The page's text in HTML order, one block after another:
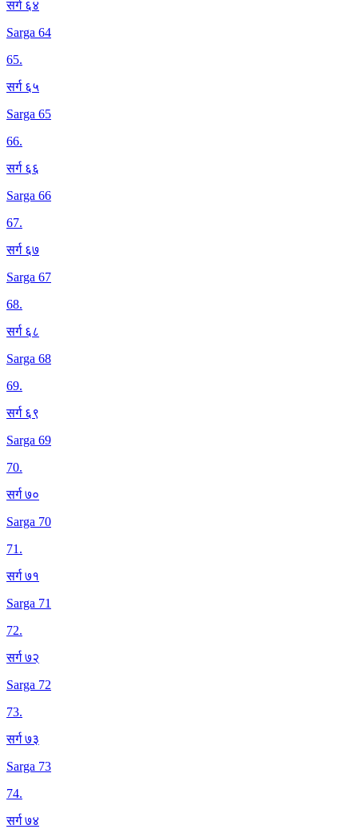
सर्ग ६४
Sarga 64
65.
सर्ग ६५
Sarga 65
66.
सर्ग ६६
Sarga 66
67.
सर्ग ६७
Sarga 67
68.
सर्ग ६८
Sarga 68
69.
सर्ग ६९
Sarga 69
70.
सर्ग ७०
Sarga 70
71.
सर्ग ७१
Sarga 71
72.
सर्ग ७२
Sarga 72
73.
सर्ग ७३
Sarga 73
74.
सर्ग ७४